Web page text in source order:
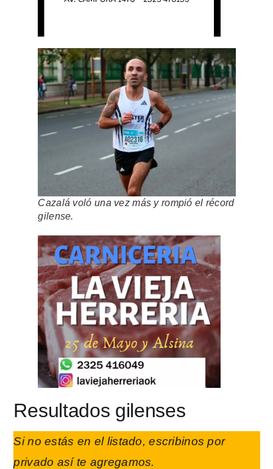
Cazalá voló una vez más y rompió el récord
gilense.
Resultados gilenses
Si no estás en el listado, escribinos por
privado así te agregamos.